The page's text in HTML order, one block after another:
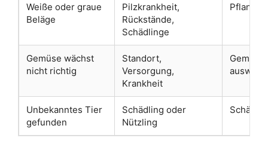
Weiße oder graue
Beläge
Pilzkrankheit,
Rückstände,
Schädlinge
Gemüse wächst
nicht richtig
Standort,
Versorgung,
Krankheit
Unbekanntes Tier
gefunden
Schädling oder
Nützling